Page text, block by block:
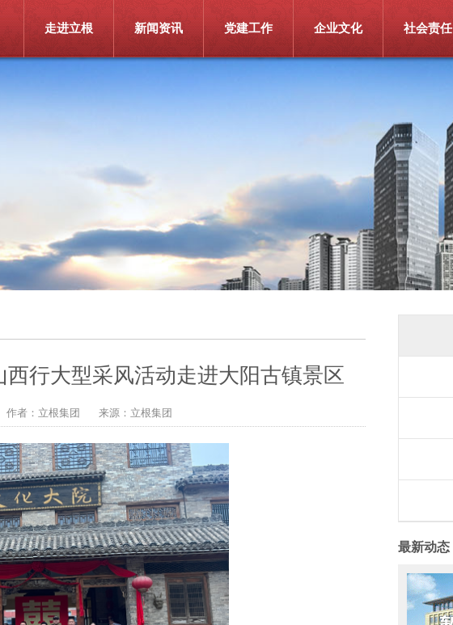
走进立根 新闻资讯 党建工作 企业文化 社会责任
行大型采风活动走进大阳古镇景区
作者：立根集团 来源：立根集团
最新动态